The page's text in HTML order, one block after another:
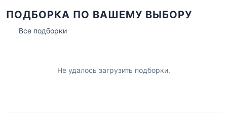
ПОДБОРКА ПО ВАШЕМУ ВЫБОРУ
Все подборки
Не удалось загрузить подборки.